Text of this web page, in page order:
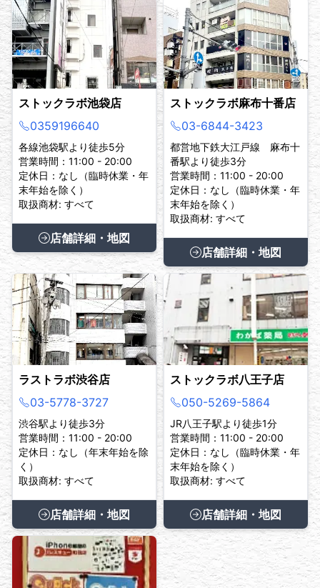
ストックラボ池袋店
0359196640
各線池袋駅より徒歩5分
営業時間：11:00 - 20:00
定休日：なし（臨時休業・年
末年始を除く）
取扱商材: すべて
店舗詳細・地図
ストックラボ麻布十番店
03-6844-3423
都営地下鉄大江戸線 麻布十
番駅より徒歩3分
営業時間：11:00 - 20:00
定休日：なし（臨時休業・年
末年始を除く）
取扱商材: すべて
店舗詳細・地図
ラストラボ渋谷店
03-5778-3727
渋谷駅より徒歩3分
営業時間：11:00 - 20:00
定休日：なし（年末年始を除
く）
取扱商材: すべて
店舗詳細・地図
ストックラボ八王子店
050-5269-5864
JR八王子駅より徒歩1分
営業時間：11:00 - 20:00
定休日：なし（臨時休業・年
末年始を除く）
取扱商材: すべて
店舗詳細・地図